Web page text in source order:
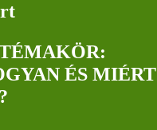
ÉS MIÉRT